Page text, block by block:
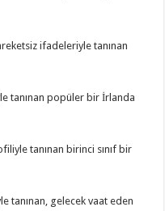
ifadeleriyle tanınan
tanınan popüler bir İrlanda
tanınan birinci sınıf bir
tanınan, gelecek vaat eden